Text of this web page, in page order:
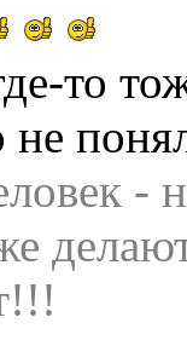
то
не
-